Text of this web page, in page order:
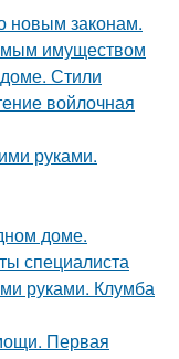
новым законам.
имуществом
Стили
войлочная
руками.
доме.
специалиста
руками. Клумба
Первая